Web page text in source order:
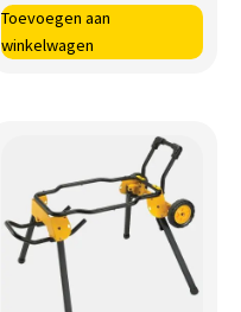
Toevoegen aan
winkelwagen